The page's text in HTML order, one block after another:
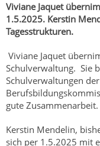
Viviane Jaquet
1.5.2025. Kerstin
Tagesstrukturen.
Viviane Jaquet
Schulverwaltung. Sie
Schulverwaltungen
gute Zusammenarbeit.
Kerstin Mendelin,
sich per 1.5.2025 mit